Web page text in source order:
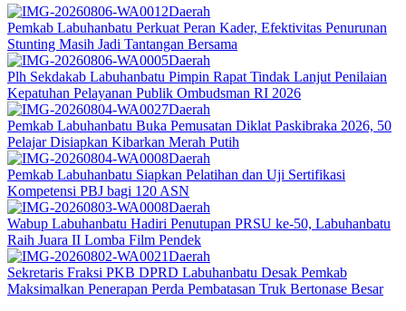
Daerah
Pemkab Labuhanbatu Perkuat Peran Kader, Efektivitas Penurunan
Stunting Masih Jadi Tantangan Bersama
Daerah
Plh Sekdakab Labuhanbatu Pimpin Rapat Tindak Lanjut Penilaian
Kepatuhan Pelayanan Publik Ombudsman RI 2026
Daerah
Pemkab Labuhanbatu Buka Pemusatan Diklat Paskibraka 2026, 50
Pelajar Disiapkan Kibarkan Merah Putih
Daerah
Pemkab Labuhanbatu Siapkan Pelatihan dan Uji Sertifikasi
Kompetensi PBJ bagi 120 ASN
Daerah
Wabup Labuhanbatu Hadiri Penutupan PRSU ke-50, Labuhanbatu
Raih Juara II Lomba Film Pendek
Daerah
Sekretaris Fraksi PKB DPRD Labuhanbatu Desak Pemkab
Maksimalkan Penerapan Perda Pembatasan Truk Bertonase Besar